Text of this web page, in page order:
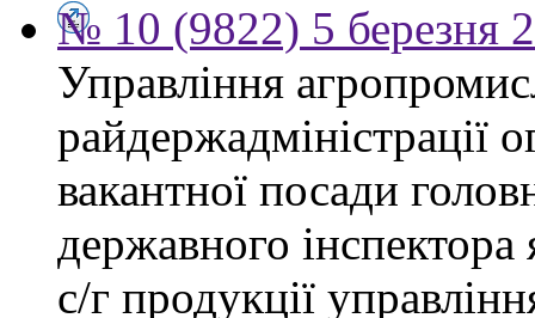
№ 10 (9822) 5 березня
Управління
райдержадміністрації
вакантної посади
державного інспектора
с/г продукції